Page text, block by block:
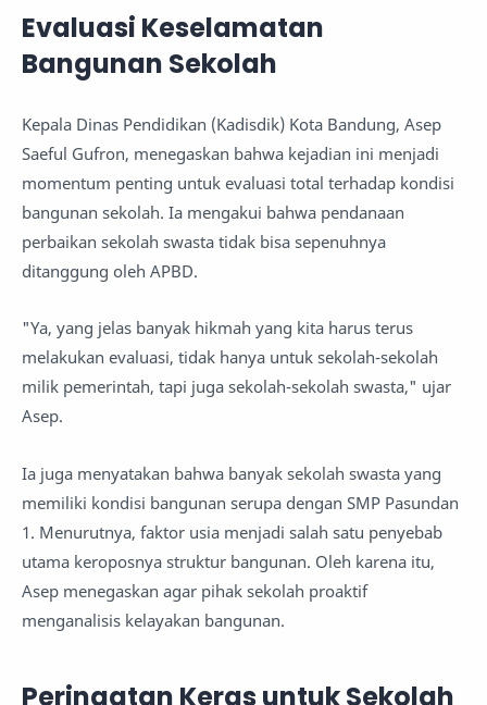
Evaluasi Keselamatan
Bangunan Sekolah
Kepala Dinas Pendidikan (Kadisdik) Kota Bandung, Asep
Saeful Gufron, menegaskan bahwa kejadian ini menjadi
momentum penting untuk evaluasi total terhadap kondisi
bangunan sekolah. Ia mengakui bahwa pendanaan
perbaikan sekolah swasta tidak bisa sepenuhnya
ditanggung oleh APBD.
"Ya, yang jelas banyak hikmah yang kita harus terus
melakukan evaluasi, tidak hanya untuk sekolah-sekolah
milik pemerintah, tapi juga sekolah-sekolah swasta," ujar
Asep.
Ia juga menyatakan bahwa banyak sekolah swasta yang
memiliki kondisi bangunan serupa dengan SMP Pasundan
1. Menurutnya, faktor usia menjadi salah satu penyebab
utama keroposnya struktur bangunan. Oleh karena itu,
Asep menegaskan agar pihak sekolah proaktif
menganalisis kelayakan bangunan.
Peringatan Keras untuk Sekolah